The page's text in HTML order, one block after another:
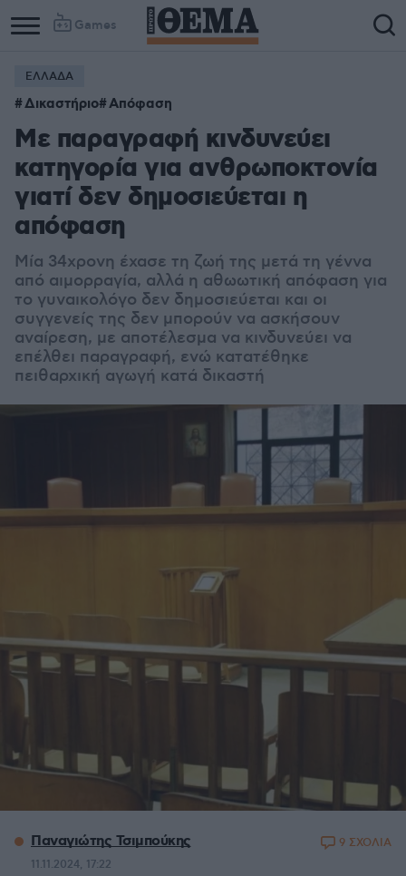
Games
Column
1
Column
2
ΕΛΛΑΔΑ
Δικαστήριο Απόφαση
Με παραγραφή κινδυνεύει
κατηγορία για ανθρωποκτονία
γιατί δεν δημοσιεύεται η
απόφαση
Μία 34χρονη έχασε τη ζωή της μετά τη γέννα
από αιμορραγία, αλλά η αθωωτική απόφαση για
το γυναικολόγο δεν δημοσιεύεται και οι
συγγενείς της δεν μπορούν να ασκήσουν
αναίρεση, με αποτέλεσμα να κινδυνεύει να
επέλθει παραγραφή, ενώ κατατέθηκε
πειθαρχική αγωγή κατά δικαστή
Παναγιώτης Τσιμπούκης
11.11.2024, 17:22
9 ΣΧΟΛΙΑ